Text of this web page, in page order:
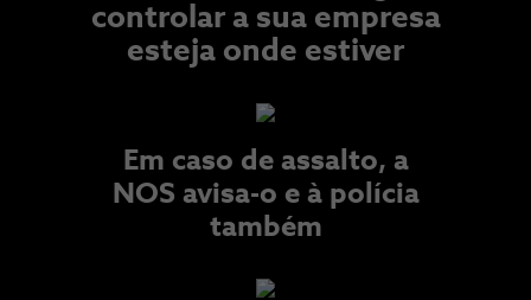
controlar a sua empresa
esteja onde estiver​
Em caso de assalto, a
NOS avisa-o e à polícia
também​